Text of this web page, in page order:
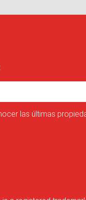
las últimas